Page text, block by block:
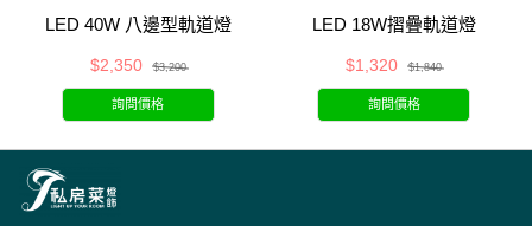
LED 40W 八邊型軌道燈
$2,350 $3,200
詢問價格
LED 18W摺疊軌道燈
$1,320 $1,840
詢問價格